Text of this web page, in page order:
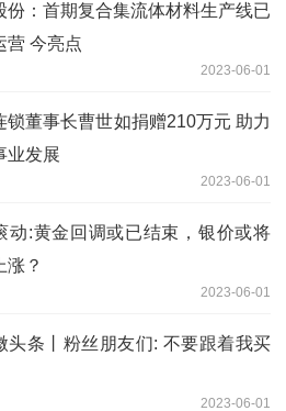
份：首期复合集流体材料生产线已
营 今亮点
2023-06-01
锁董事长曹世如捐赠210万元 助力
业发展
2023-06-01
动:黄金回调或已结束，银价或将
涨？
2023-06-01
头条丨粉丝朋友们: 不要跟着我买
2023-06-01